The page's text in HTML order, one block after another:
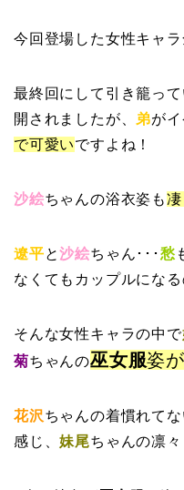
今回登場した女性キャ
最終回にして引き籠っ
開されましたが、 弟が
で可愛いですよね！
沙絵ちゃんの浴衣姿も
遼平と沙絵ちゃん･･･ 愁
なくてもカップルになる
そんな女性キャラの中で
菊ちゃんの巫女服姿
花沢ちゃんの着慣れてな
感じ、妹尾ちゃんの凛々